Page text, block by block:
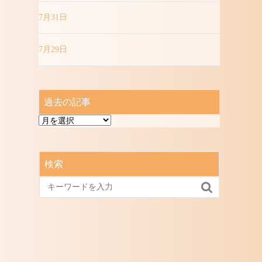
7月31日
7月29日
過去の記事
過
記
検索
